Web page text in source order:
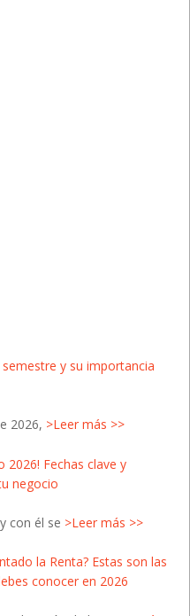
y su importancia
2026, >Leer más >>
2026! Fechas clave y
negocio
con él se >Leer más >>
la Renta? Estas son las
conocer en 2026